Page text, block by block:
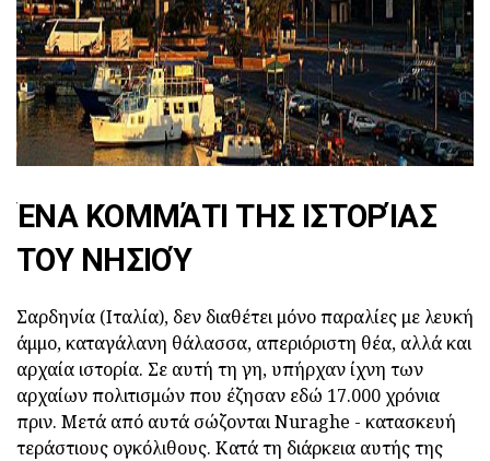
ΈΝΑ ΚΟΜΜΆΤΙ ΤΗΣ ΙΣΤΟΡΊΑΣ
ΤΟΥ ΝΗΣΙΟΎ
Σαρδηνία (Ιταλία), δεν διαθέτει μόνο παραλίες με λευκή
άμμο, καταγάλανη θάλασσα, απεριόριστη θέα, αλλά και
αρχαία ιστορία. Σε αυτή τη γη, υπήρχαν ίχνη των
αρχαίων πολιτισμών που έζησαν εδώ 17.000 χρόνια
πριν. Μετά από αυτά σώζονται Nuraghe - κατασκευή
τεράστιους ογκόλιθους. Κατά τη διάρκεια αυτής της